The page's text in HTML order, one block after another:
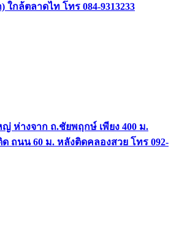
ใกล้ตลาดไท โทร 084-9313233
ห่างจาก ถ.ชัยพฤกษ์ เพียง 400 ม.
ถนน 60 ม. หลังติดคลองสวย โทร 092-